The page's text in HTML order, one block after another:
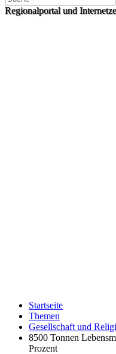
Regionalportal und
Startseite
Themen
Gesellschaft und
8500 Tonnen
Prozent